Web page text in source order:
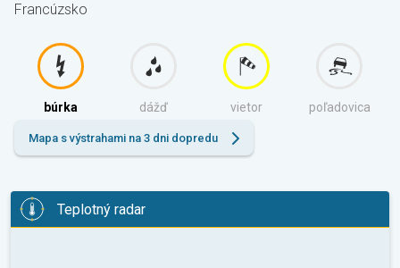
Francúzsko
búrka dážď vietor poľadovica
Mapa s výstrahami na 3 dni dopredu
Teplotný radar